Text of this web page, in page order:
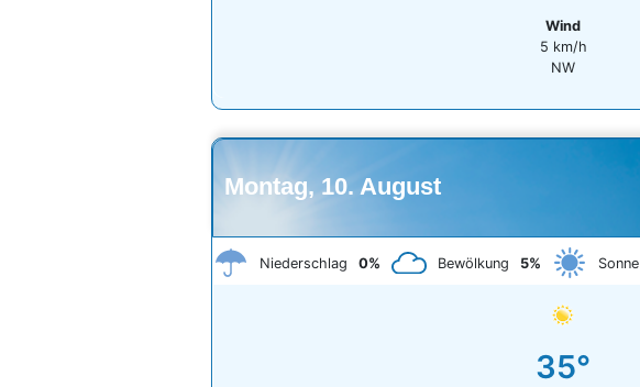
Wind
5 km/h
NW
Montag, 10. August
Niederschlag 0% Bewölkung 5% Sonne
35°